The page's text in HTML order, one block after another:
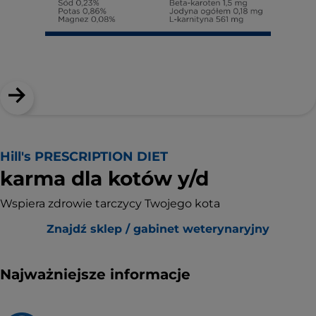
Hill's PRESCRIPTION DIET
karma dla kotów y/d
Wspiera zdrowie tarczycy Twojego kota
Znajdź sklep / gabinet weterynaryjny
Najważniejsze informacje